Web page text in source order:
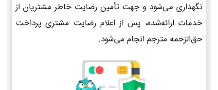
نگهداری می‌شود و جهت تأمین رضایت خاطر مشتریان از
خدمات ارائه‌شده، پس از اعلام رضایت مشتری پرداخت
حق‌الزحمه مترجم انجام می‌شود.